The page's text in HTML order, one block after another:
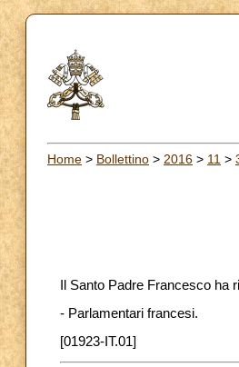
Home > Bollettino > 2016 > 11 >
Il Santo Padre Francesco
- Parlamentari francesi.
[01923-IT.01]